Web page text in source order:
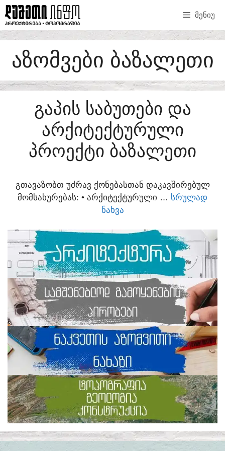
SKIP
TO
CONTENT
ᲛᲔᲜᲘᲣ
ᲐᲖᲝᲛᲕᲔᲑᲘ ᲑᲐᲖᲐᲚᲔᲗᲘ
ᲒᲐᲞᲘᲡ ᲡᲐᲑᲣᲗᲔᲑᲘ ᲓᲐ
ᲐᲠᲥᲘᲢᲔᲥᲢᲣᲠᲣᲚᲘ
ᲞᲠᲝᲔᲥᲢᲘ ᲑᲐᲖᲐᲚᲔᲗᲘ
ᲒᲗᲐᲕᲐᲖᲝᲑᲗ ᲣᲫᲠᲐᲕ ᲥᲝᲜᲔᲑᲐᲡᲗᲐᲜ ᲓᲐᲙᲐᲕᲨᲘᲠᲔᲑᲣᲚ
ᲛᲝᲛᲡᲐᲮᲣᲠᲔᲑᲐᲡ:​ • ᲐᲠᲥᲘᲢᲔᲥᲢᲣᲠᲣᲚᲘ … ᲡᲠᲣᲚᲐᲓ
ᲜᲐᲮᲕᲐ